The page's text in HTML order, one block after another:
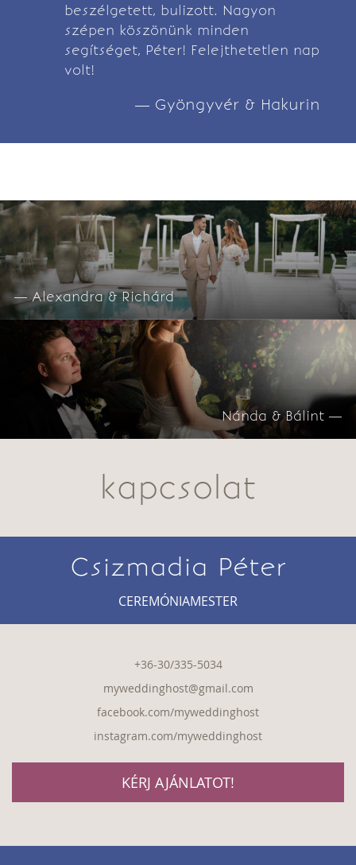
beszélgetett, bulizott. Nagyon
szépen köszönünk minden
segítséget, Péter! Felejthetetlen nap
volt!
— Gyöngyvér & Hakurin
— Alexandra & Richárd
Nánda & Bálint —
kapcsolat
Csizmadia Péter
CEREMÓNIAMESTER
+36-30/335-5034
myweddinghost@gmail.com
facebook.com/myweddinghost
instagram.com/myweddinghost
KÉRJ AJÁNLATOT!